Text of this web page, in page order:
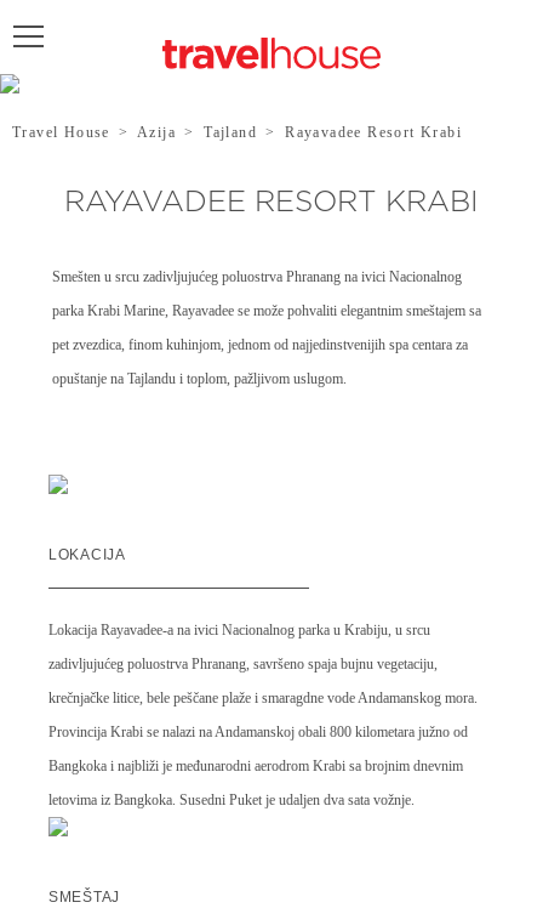
Travel House > Azija > Tajland > Rayavadee Resort Krabi
RAYAVADEE RESORT KRABI
Smešten u srcu zadivljujućeg poluostrva Phranang na ivici Nacionalnog
parka Krabi Marine, Rayavadee se može pohvaliti elegantnim smeštajem sa
pet zvezdica, finom kuhinjom, jednom od najjedinstvenijih spa centara za
opuštanje na Tajlandu i toplom, pažljivom uslugom.
LOKACIJA
Lokacija Rayavadee-a na ivici Nacionalnog parka u Krabiju, u srcu
zadivljujućeg poluostrva Phranang, savršeno spaja bujnu vegetaciju,
krečnjačke litice, bele peščane plaže i smaragdne vode Andamanskog mora.
Provincija Krabi se nalazi na Andamanskoj obali 800 kilometara južno od
Bangkoka i najbliži je međunarodni aerodrom Krabi sa brojnim dnevnim
letovima iz Bangkoka. Susedni Puket je udaljen dva sata vožnje.
SMEŠTAJ